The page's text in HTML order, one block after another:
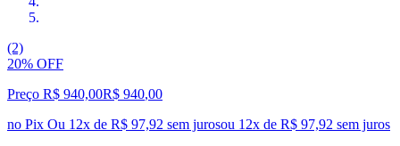
(2)
20% OFF
Preço R$ 940,00R$ 940,00
no Pix Ou 12x de R$ 97,92 sem jurosou 12x de R$ 97,92 sem juros